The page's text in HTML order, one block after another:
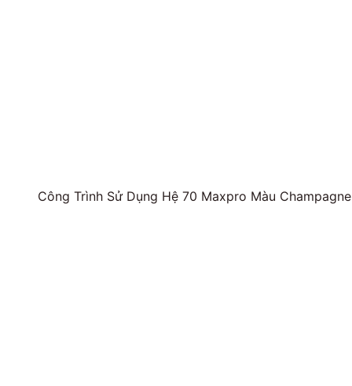
Công Trình Sử Dụng Hệ 70 Maxpro Màu